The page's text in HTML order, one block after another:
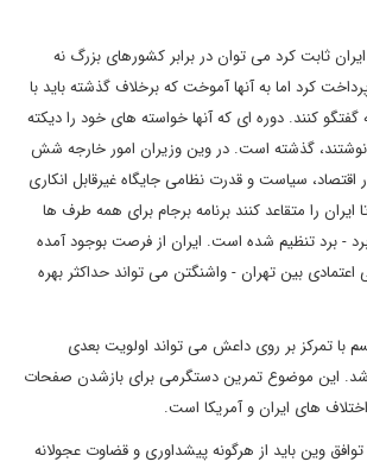
در مذاکرات با گروه 1+5 ایران ثابت کرد می توان در برابر کشورهای بزرگ نه
کرد اما به آنها آموخت که برخلاف گذشته باید با
کنند. دوره ای که آنها خواسته های خود را دیکته
گذشته است. در وین وزیران امور خارجه شش
اقتصاد، سیاست و قدرت نظامی جایگاه غیرقابل انکاری
را متقاعد کنند برنامه برجام برای همه طرف ها
- برد تنظیم شده است. ایران از فرصت بوجود آمده
اعتمادی بین تهران - واشنگتن می تواند حداکثر بهره
با تمرکز بر روی داعش می تواند اولویت بعدی
این موضوع تمرین دستگرمی برای بازشدن صفحات
های ایران و آمریکا است.
توافق وین باید از هرگونه پیشداوری و قضاوت عجولانه